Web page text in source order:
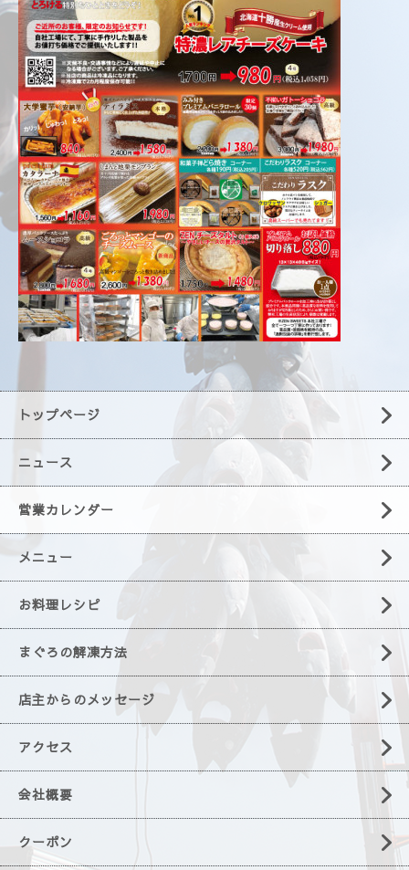
トップページ
ニュース
営業カレンダー
メニュー
お料理レシピ
まぐろの解凍方法
店主からのメッセージ
アクセス
会社概要
クーポン